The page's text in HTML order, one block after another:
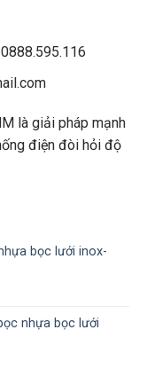
là giải pháp mạnh
điện đòi hỏi độ
bọc lưới inox-
nhựa bọc lưới